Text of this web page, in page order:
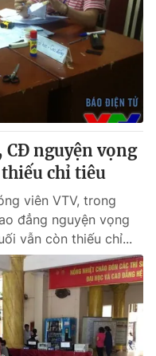
video
Thể thao
CĐ nguyện vọng
chỉ tiêu
viên VTV, trong
đẳng nguyện vọng
vẫn còn thiếu chỉ...